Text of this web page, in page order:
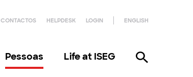
CONTACTOS HELPDESK LOGIN ENGLISH
Pessoas Life at ISEG